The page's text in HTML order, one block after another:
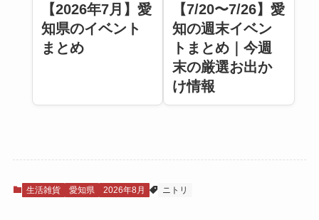
【2026年7月】愛
知県のイベント
まとめ
【7/20〜7/26】愛
知の週末イベン
トまとめ｜今週
末の厳選お出か
け情報
生活雑貨 愛知県 2026年8月 ニトリ